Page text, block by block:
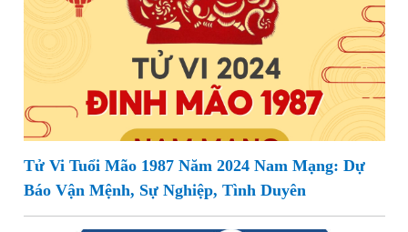
Tử Vi Tuổi Mão 1987 Năm 2024 Nam Mạng: Dự
Báo Vận Mệnh, Sự Nghiệp, Tình Duyên